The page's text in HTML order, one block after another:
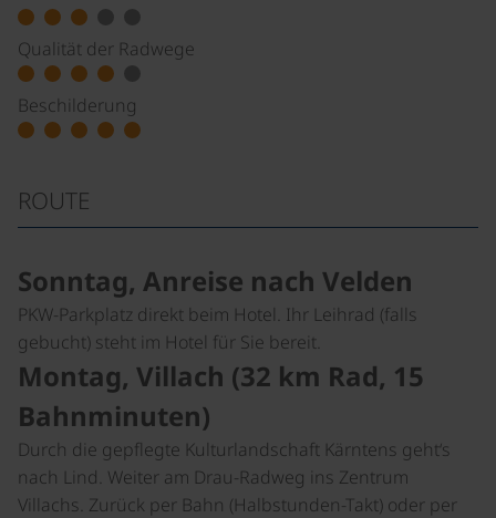
Qualität der Radwege
Beschilderung
ROUTE
Sonntag, Anreise nach Velden
PKW-Parkplatz direkt beim Hotel. Ihr Leihrad (falls
gebucht) steht im Hotel für Sie bereit.
Montag, Villach (32 km Rad, 15
Bahnminuten)
Durch die gepflegte Kulturlandschaft Kärntens geht‘s
nach Lind. Weiter am Drau-Radweg ins Zentrum
Villachs. Zurück per Bahn (Halbstunden-Takt) oder per